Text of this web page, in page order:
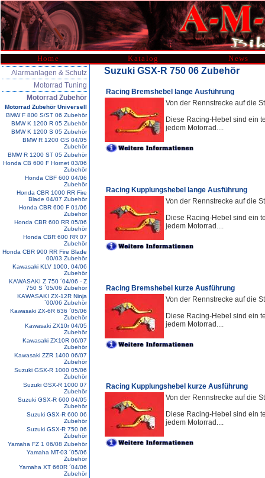
Home Katalog News
Alarmanlagen & Schutz
Motorrad Tuning
Motorrad Zubehör
Motorrad Zubehör Universell
BMW F 800 S/ST 06 Zubehör
BMW K 1200 R 05 Zubehör
BMW K 1200 S 05 Zubehör
BMW R 1200 GS 04/05
Zubehör
BMW R 1200 ST 05 Zubehör
Honda CB 600 F Hornet 03/06
Zubehör
Honda CBF 600 04/06
Zubehör
Honda CBR 1000 RR Fire
Blade 04/07 Zubehör
Honda CBR 600 F 01/06
Zubehör
Honda CBR 600 RR 05/06
Zubehör
Honda CBR 600 RR 07
Zubehör
Honda CBR 900 RR Fire Blade
00/03 Zubehör
Kawasaki KLV 1000, 04/06
Zubehör
KAWASAKI Z 750 ´04/06 - Z
750 S ´05/06 Zubehör
KAWASAKI ZX-12R Ninja
´00/06 Zubehör
Kawasaki ZX-6R 636 ´05/06
Zubehör
Kawasaki ZX10r 04/05
Zubehör
Kawasaki ZX10R 06/07
Zubehör
Kawasaki ZZR 1400 06/07
Zubehör
Suzuki GSX-R 1000 05/06
Zubehör
Suzuki GSX-R 1000 07
Zubehör
Suzuki GSX-R 600 04/05
Zubehör
Suzuki GSX-R 600 06
Zubehör
Suzuki GSX-R 750 06
Zubehör
Yamaha FZ 1 06/08 Zubehör
Yamaha MT-03 ´05/06
Zubehör
Yamaha XT 660R ´04/06
Zubehör
Suzuki GSX-R 750 06 Zubehör
Racing Bremshebel lange Ausführung
Von der Rennstrecke auf die
Diese Racing-Hebel sind ein
jedem Motorrad....
Racing Kupplungshebel lange Ausführung
Von der Rennstrecke auf die
Diese Racing-Hebel sind ein
jedem Motorrad....
Racing Bremshebel kurze Ausführung
Von der Rennstrecke auf die
Diese Racing-Hebel sind ein
jedem Motorrad....
Racing Kupplungshebel kurze Ausführung
Von der Rennstrecke auf die
Diese Racing-Hebel sind ein
jedem Motorrad....